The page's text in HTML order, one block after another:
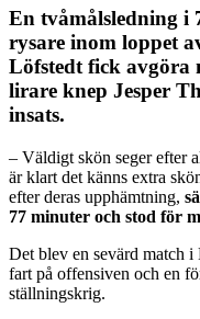
En tvåmålsledning i
rysare inom loppet
Löfstedt fick avgöra
lirare knep Jesper
insats.
– Väldigt skön seger efter
är klart det känns extra
efter deras upphämtning,
77 minuter och stod för
Det blev en sevärd match i
fart på offensiven och en
ställningskrig.